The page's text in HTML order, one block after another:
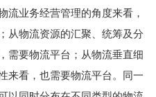
流业务经营管理的角度来看，
从物流资源的汇聚、统筹及分
需要物流平台；从物流垂直细
来看，也需要物流平台。同一